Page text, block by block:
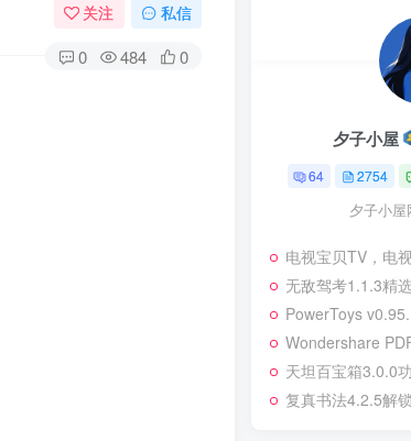
关注 私信
0 484 0
夕子小屋
64 2754
夕子小屋
电视宝贝TV，电
无敌驾考1.1.3精选
PowerToys v0.95.1
Wondershare PDF
天坦百宝箱3.0.0功
复真书法4.2.5解